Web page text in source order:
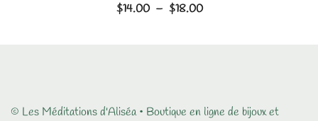
$14.00 – $18.00Plage
© Les Méditations d'Aliséa • Boutique en ligne de bijoux et